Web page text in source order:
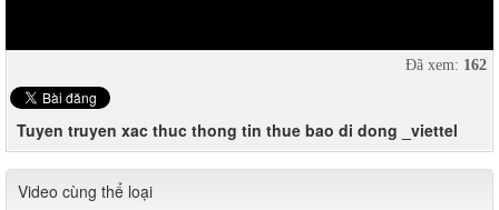
Đã xem: 162
Tuyen truyen xac thuc thong tin thue bao di dong _viettel
Video cùng thể loại